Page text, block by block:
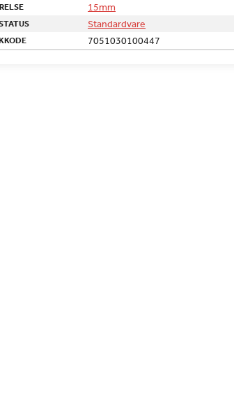
15mm
Standardvare
7051030100447